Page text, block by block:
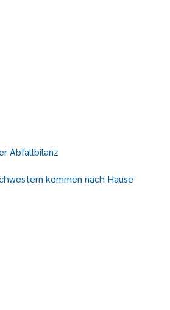
Abfallbilanz
kommen nach Hause